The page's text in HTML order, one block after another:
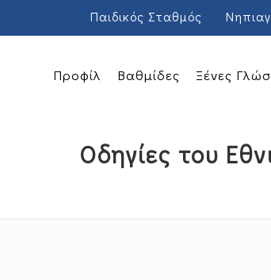
Παιδικός Σταθμός
Προφίλ Βαθμίδες Ξένες
Οδηγίες του